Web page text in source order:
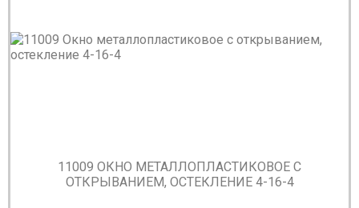
11009 ОКНО МЕТАЛЛОПЛАСТИКОВОЕ С
ОТКРЫВАНИЕМ, ОСТЕКЛЕНИЕ 4-16-4